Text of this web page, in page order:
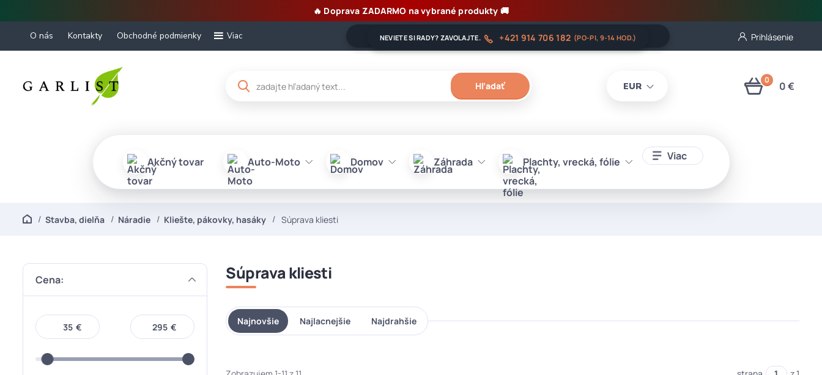
🔥 Doprava ZADARMO na vybrané produkty 🚚
O nás Kontakty Obchodné podmienky Viac
EUR
Prihlásenie
Hľadať
NEVIETE SI RADY? ZAVOLAJTE. +421 914 706 182 (PO-PI, 9-14 HOD.)
0 0 €
Akčný tovar Auto-Moto Domov Záhrada Plachty, vrecká, fólie Viac
Stavba, dielňa Náradie Kliešte, pákovky, hasáky Súprava kliesti
Súprava kliesti
Najnovšie Najlacnejšie Najdrahšie
Cena:
€ €